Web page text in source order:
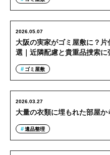
大阪の実家がゴミ屋敷に？片
選｜近隣配慮と貴重品捜索に
2026.05.07
ゴミ屋敷
大量の衣類に埋もれた部屋
2026.03.27
遺品整理